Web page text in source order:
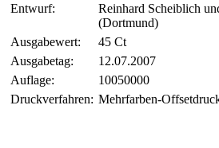
Entwurf:
Reinhard Scheiblich
(Dortmund)
Ausgabewert:
45 Ct
Ausgabetag:
12.07.2007
Auflage:
10050000
Druckverfahren: Mehrfarben-